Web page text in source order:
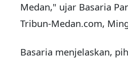
Medan," ujar Basaria
Tribun-Medan.com,
Basaria menjelaskan,